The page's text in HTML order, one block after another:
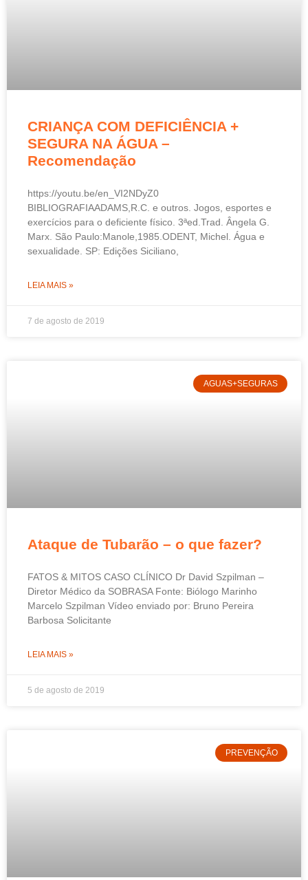
CRIANÇA COM DEFICIÊNCIA +
SEGURA NA ÁGUA –
Recomendação
https://youtu.be/en_VI2NDyZ0
BIBLIOGRAFIAADAMS,R.C. e outros. Jogos, esportes e
exercícios para o deficiente físico. 3ªed.Trad. Ângela G.
Marx. São Paulo:Manole,1985.ODENT, Michel. Água e
sexualidade. SP: Edições Siciliano,
LEIA MAIS »
7 de agosto de 2019
AGUAS+SEGURAS
Ataque de Tubarão – o que fazer?
FATOS & MITOS CASO CLÍNICO Dr David Szpilman –
Diretor Médico da SOBRASA Fonte: Biólogo Marinho
Marcelo Szpilman Vídeo enviado por: Bruno Pereira
Barbosa Solicitante
LEIA MAIS »
5 de agosto de 2019
PREVENÇÃO